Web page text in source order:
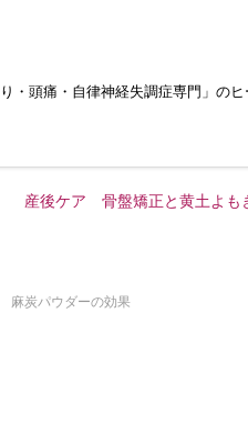
・頭痛・自律神経失調症専門」 のヒ
産後ケア 骨盤矯正と黄土よも
麻炭パウダーの効果